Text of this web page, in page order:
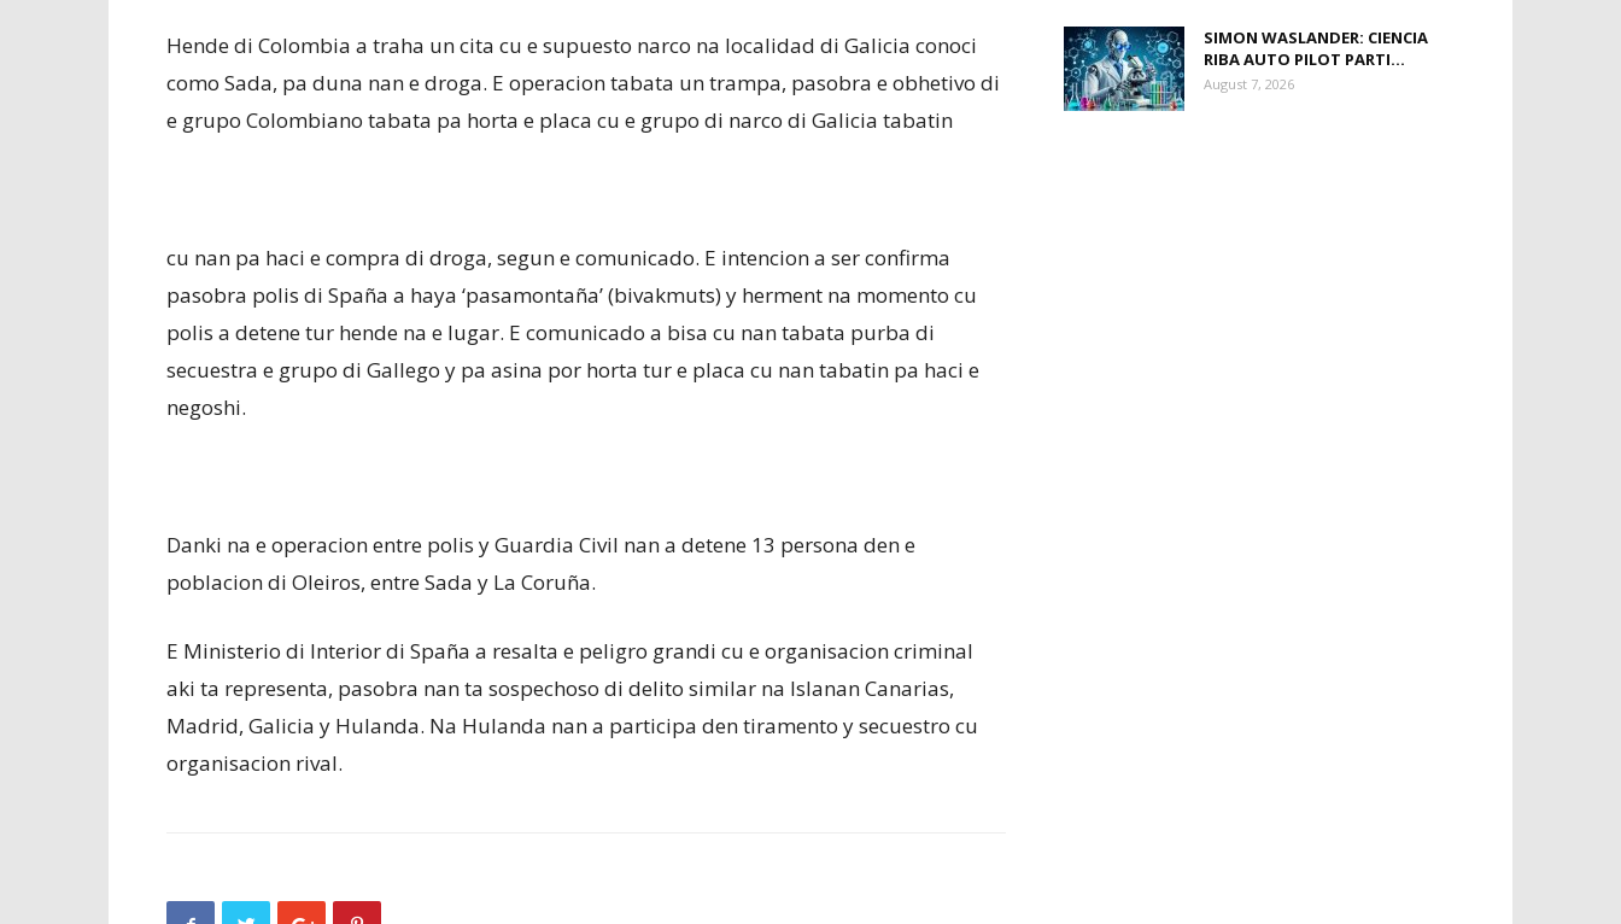
Hende di Colombia a traha un cita cu e supuesto narco na localidad di Galicia conoci
como Sada, pa duna nan e droga. E operacion tabata un trampa, pasobra e obhetivo di
e grupo Colombiano tabata pa horta e placa cu e grupo di narco di Galicia tabatin
cu nan pa haci e compra di droga, segun e comunicado. E intencion a ser confirma
pasobra polis di Spaña a haya ‘pasamontaña’ (bivakmuts) y herment na momento cu
polis a detene tur hende na e lugar. E comunicado a bisa cu nan tabata purba di
secuestra e grupo di Gallego y pa asina por horta tur e placa cu nan tabatin pa haci e
negoshi.
Danki na e operacion entre polis y Guardia Civil nan a detene 13 persona den e
poblacion di Oleiros, entre Sada y La Coruña.
E Ministerio di Interior di Spaña a resalta e peligro grandi cu e organisacion criminal
aki ta representa, pasobra nan ta sospechoso di delito similar na Islanan Canarias,
Madrid, Galicia y Hulanda. Na Hulanda nan a participa den tiramento y secuestro cu
organisacion rival.
SIMON WASLANDER: CIENCIA
RIBA AUTO PILOT PARTI...
August 7, 2026